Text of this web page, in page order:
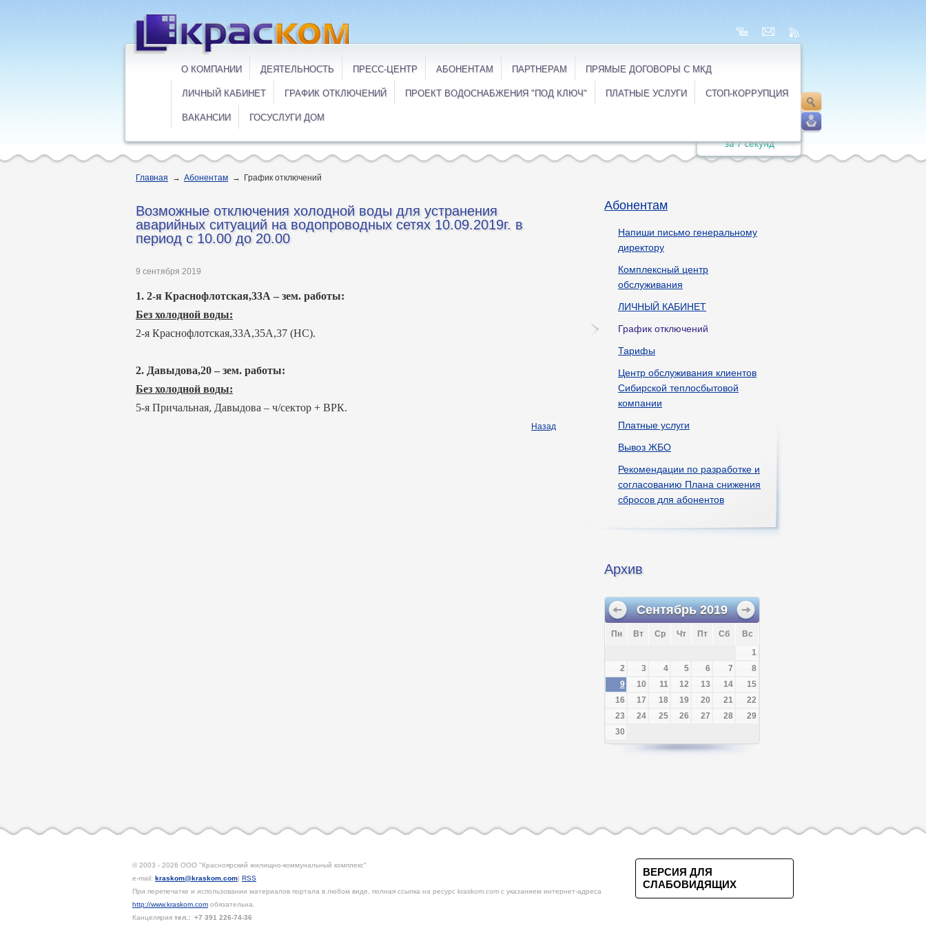
О КОМПАНИИ ДЕЯТЕЛЬНОСТЬ ПРЕСС-ЦЕНТР АБОНЕНТАМ ПАРТНЕРАМ ПРЯМЫЕ ДОГОВОРЫ С МКД
ЛИЧНЫЙ КАБИНЕТ ГРАФИК ОТКЛЮЧЕНИЙ ПРОЕКТ ВОДОСНАБЖЕНИЯ "ПОД КЛЮЧ" ПЛАТНЫЕ УСЛУГИ СТОП-КОРРУПЦИЯ
ВАКАНСИИ ГОСУСЛУГИ ДОМ
Главная → Абонентам → График отключений
Возможные отключения холодной воды для устранения
аварийных ситуаций на водопроводных сетях 10.09.2019г. в
период с 10.00 до 20.00
9 сентября 2019
1. 2-я Краснофлотская,33А – зем. работы:
Без холодной воды:
2-я Краснофлотская,33А,35А,37 (НС).
2. Давыдова,20 – зем. работы:
Без холодной воды:
5-я Причальная, Давыдова – ч/сектор + ВРК.
Назад
Абонентам
Напиши письмо генеральному
директору
Комплексный центр
обслуживания
ЛИЧНЫЙ КАБИНЕТ
График отключений
Тарифы
Центр обслуживания клиентов
Сибирской теплосбытовой
компании
Платные услуги
Вывоз ЖБО
Рекомендации по разработке и
согласованию Плана снижения
сбросов для абонентов
Архив
Сентябрь 2019
Пн Вт Ср Чт Пт Сб
Вс
1
2
3 4 5 6 7
8
9
10 11 12 13 14
15
16
17 18 19 20 21
22
23
24 25 26 27 28
29
30
© 2003 - 2026 ООО "Красноярский жилищно-коммунальный комплекс"
e-mail: kraskom@kraskom.com| RSS
При перепечатке и использовании материалов портала в любом виде, полная ссылка на ресурс kraskom.com с указанием интернет-адреса
http://www.kraskom.com обязательна.
Канцелярия тел.: +7 391 226-74-36
ВЕРСИЯ ДЛЯ
СЛАБОВИДЯЩИХ